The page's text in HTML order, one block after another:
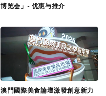
博览会」- 优惠与推介
澳門國際美食論壇激發創意新力